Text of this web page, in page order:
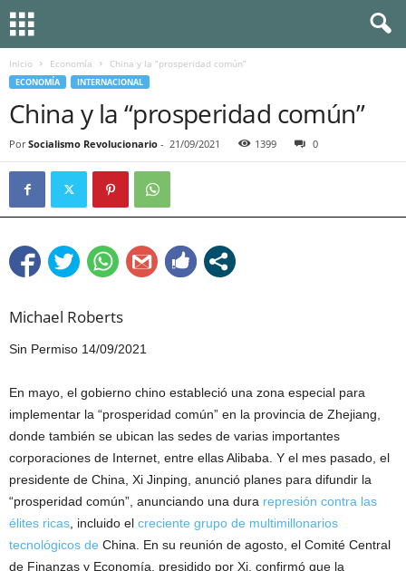
Inicio Economía China y la “prosperidad común”
ECONOMÍA INTERNACIONAL
China y la “prosperidad común”
Por Socialismo Revolucionario - 21/09/2021 1399 0
Michael Roberts
Sin Permiso 14/09/2021
En mayo, el gobierno chino estableció una zona especial para
implementar la “prosperidad común” en la provincia de Zhejiang,
donde también se ubican las sedes de varias importantes
corporaciones de Internet, entre ellas Alibaba. Y el mes pasado, el
presidente de China, Xi Jinping, anunció planes para difundir la
“prosperidad común”, anunciando una dura represión contra las
élites ricas , incluido el creciente grupo de multimillonarios
tecnológicos de China. En su reunión de agosto, el Comité Central
de Finanzas y Economía, presidido por Xi, confirmó que la